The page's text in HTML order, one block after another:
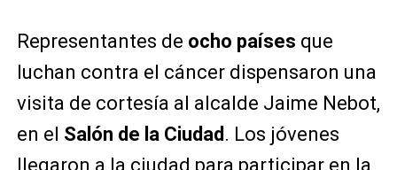
Representantes de ocho países que
luchan contra el cáncer dispensaron una
visita de cortesía al alcalde Jaime Nebot,
en el Salón de la Ciudad . Los jóvenes
llegaron a la ciudad para participar en la